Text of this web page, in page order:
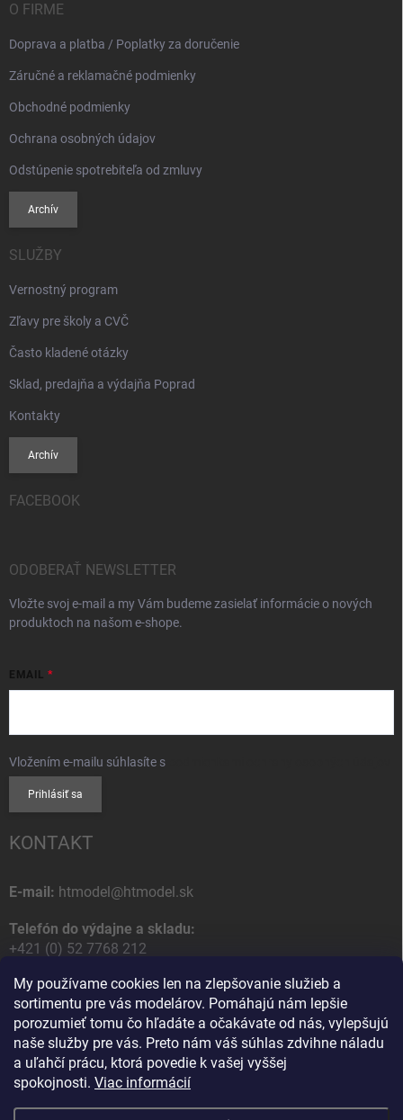
My používame cookies len na zlepšovanie služieb a
sortimentu pre vás modelárov. Pomáhajú nám lepšie
porozumieť tomu čo hľadáte a očakávate od nás, vylepšujú
naše služby pre vás. Preto nám váš súhlas zdvihne náladu
a uľahčí prácu, ktorá povedie k vašej vyššej
spokojnosti. Viac informácií
O FIRME
Doprava a platba / Poplatky za doručenie
Záručné a reklamačné podmienky
Obchodné podmienky
Ochrana osobných údajov
Odstúpenie spotrebiteľa od zmluvy
Archív
SLUŽBY
Vernostný program
Zľavy pre školy a CVČ
Často kladené otázky
Sklad, predajňa a výdajňa Poprad
Kontakty
Archív
FACEBOOK
ODOBERAŤ NEWSLETTER
Vložte svoj e-mail a my Vám budeme zasielať informácie o nových
produktoch na našom e-shope.
EMAIL
Vložením e-mailu súhlasíte s
Prihlásiť sa
KONTAKT
E-mail: htmodel@htmodel.sk
Telefón do výdajne a skladu:
+421 (0) 52 7768 212
Poštová / Odberná adresa:
HT model
Na letisko 49
058 01 Poprad
Slovenská Republika